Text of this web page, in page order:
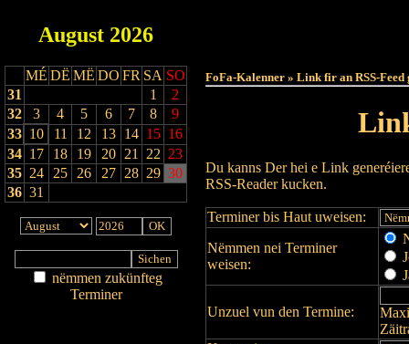
August 2026
MÉ DË MË DO FR SA SO
31
1
2
32
3 4 5 6 7 8
9
33 10 11 12 13 14 15 16
34 17 18 19 20 21 22 23
35 24 25 26 27 28 29 30
36 31
nëmmen zukünfteg
Terminer
FoFa-Kalenner » Link fir an RSS-Feed
Du kanns Der hei e Link
RSS-Reader kucken.
Terminer bis Haut uweisen:
Nëmmen nei Terminer
weisen:
Unzuel vun den Termine: